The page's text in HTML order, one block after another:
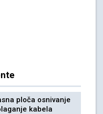
ploča osnivanje
kabela